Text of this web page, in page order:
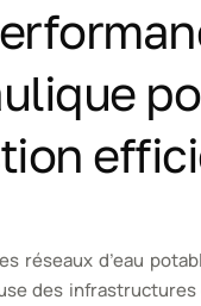
réseaux d’eau
des